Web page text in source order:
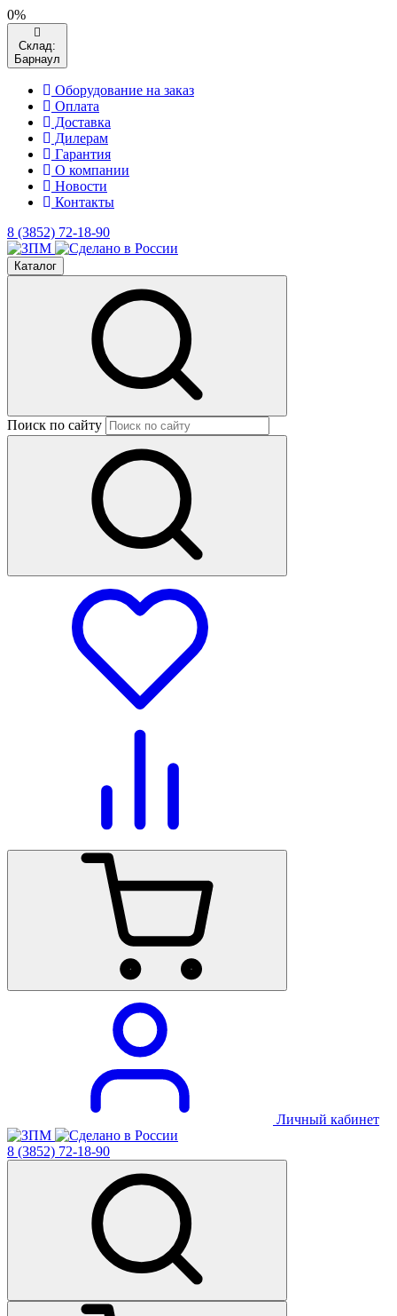
0%
Склад:
Барнаул
Оборудование на заказ
Оплата
Доставка
Дилерам
Гарантия
О компании
Новости
Контакты
8 (3852) 72-18-90
Каталог
Поиск по сайту
Личный кабинет
8 (3852) 72-18-90